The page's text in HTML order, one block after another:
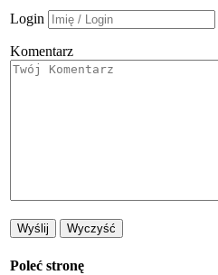
Login
Komentarz
Poleć stronę